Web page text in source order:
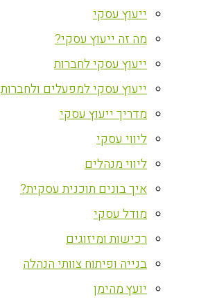
ייעוץ עסקי
מה זה ייעוץ עסקי?
ייעוץ עסקי לחברות
ייעוץ עסקי למפעלים ולחברות
מדריך ייעוץ עסקי
ליווי עסקי
ליווי מנהלים
איך בונים תוכנית עסקית?
מודל עסקי
רכישות ומיזוגים
בנייה ופיתוח צוותי הנהלה
יועץ מהימן